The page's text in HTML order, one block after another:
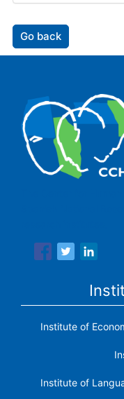
Go back
Institute of
Institute of